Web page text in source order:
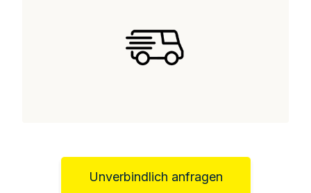
Unverbindlich anfragen